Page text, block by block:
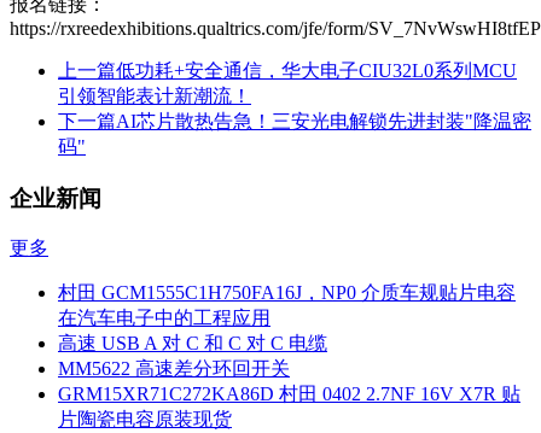
https://rxreedexhibitions.qualtrics.com/jfe/form/
上一篇低功耗+安全通信，华大电子CIU32L0系列MCU
引领智能表计新潮流！
下一篇AI芯片散热告急！三安光电解锁先进封装"降温密
码"
企业新闻
更多
村田 GCM1555C1H750FA16J，NP0 介质车规贴片电容
在汽车电子中的工程应用
高速 USB A 对 C 和 C 对 C 电缆
MM5622 高速差分环回开关
GRM15XR71C272KA86D 村田 0402 2.7NF 16V X7R 贴
片陶瓷电容原装现货